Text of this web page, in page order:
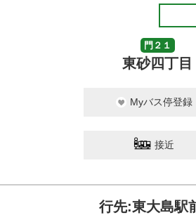
門２１
東砂四丁目
Myバス停登録
接近
行先:東大島駅